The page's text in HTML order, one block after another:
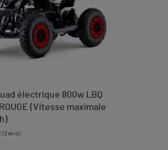
électrique 800w LBQ
(Vitesse maximale